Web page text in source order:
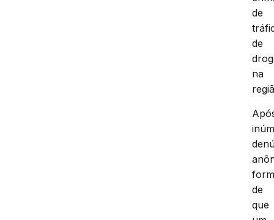
de
de
na
de
que